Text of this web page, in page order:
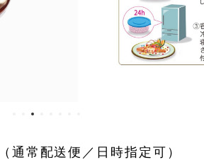
常配送便／日時指定可）